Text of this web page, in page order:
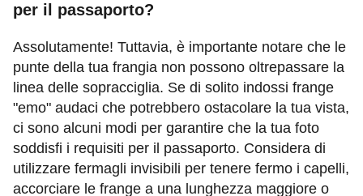
per il passaporto?
Assolutamente! Tuttavia, è importante notare che le
punte della tua frangia non possono oltrepassare la
linea delle sopracciglia. Se di solito indossi frange
"emo" audaci che potrebbero ostacolare la tua vista,
ci sono alcuni modi per garantire che la tua foto
soddisfi i requisiti per il passaporto. Considera di
utilizzare fermagli invisibili per tenere fermo i capelli,
accorciare le frange a una lunghezza maggiore o